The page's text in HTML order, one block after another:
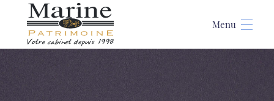
Programme immobilier 7 rue Saint Vincent à DAX